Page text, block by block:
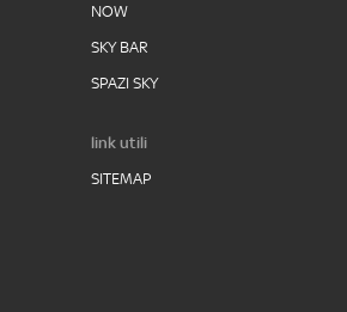
NOW
SKY BAR
SPAZI SKY
link utili
SITEMAP